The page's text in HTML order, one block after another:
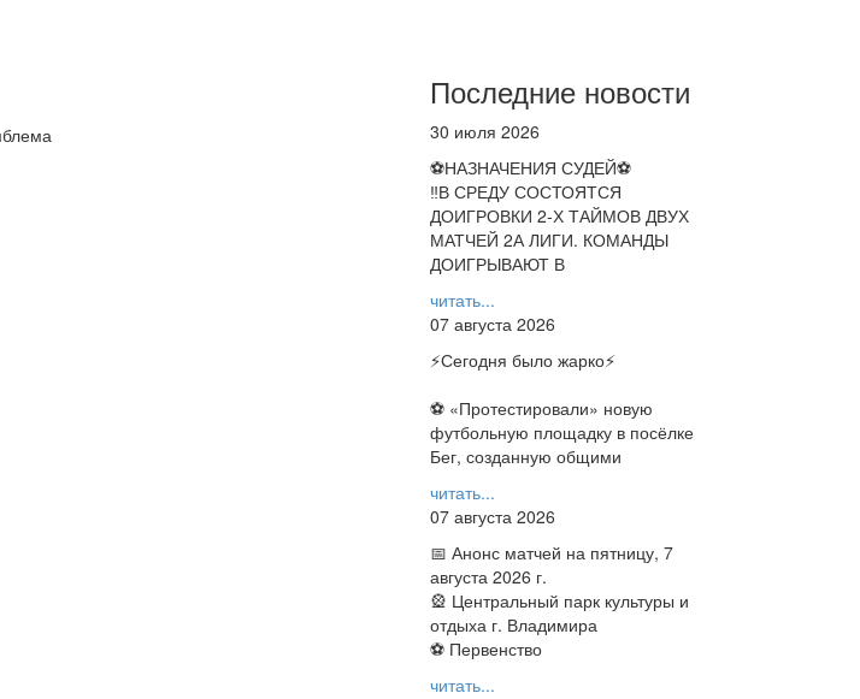
Последние новости
30 июля 2026
⚽НАЗНАЧЕНИЯ СУДЕЙ⚽
‼В СРЕДУ СОСТОЯТСЯ
ДОИГРОВКИ 2-Х ТАЙМОВ ДВУХ
МАТЧЕЙ 2А ЛИГИ. КОМАНДЫ
ДОИГРЫВАЮТ В
читать...
07 августа 2026
⚡️Сегодня было жарко⚡️
⚽ ️«Протестировали» новую
футбольную площадку в посёлке
Бег, созданную общими
читать...
07 августа 2026
📅 Анонс матчей на пятницу, 7
августа 2026 г.
🎡 Центральный парк культуры и
отдыха г. Владимира
⚽ Первенство
читать...